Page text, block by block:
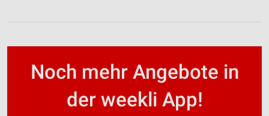
Noch mehr Angebote in
der weekli App!